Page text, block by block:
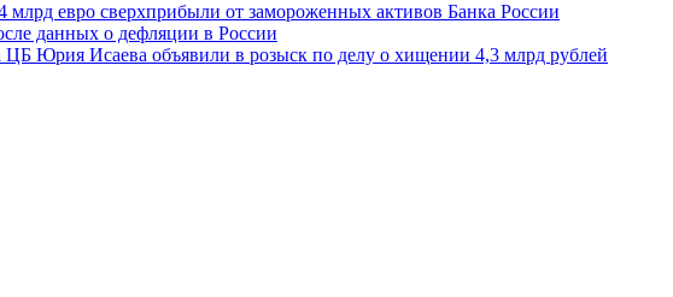
млрд евро сверхприбыли от замороженных активов Банка России
данных о дефляции в России
ЦБ Юрия Исаева объявили в розыск по делу о хищении 4,3 млрд рублей